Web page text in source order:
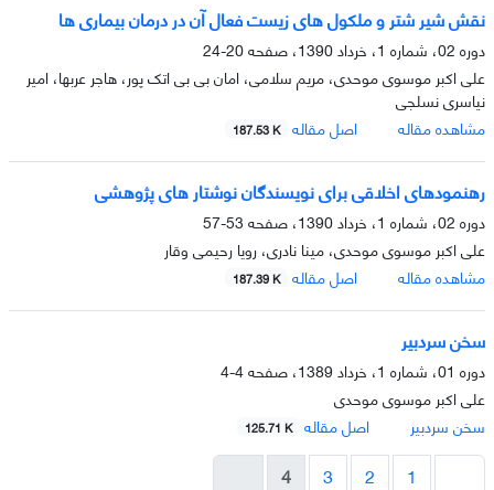
نقش شیر شتر و ملکول های زیست فعال آن در درمان بیماری ها
دوره 02، شماره 1، خرداد 1390، صفحه
20-24
علی اکبر موسوی موحدی، مریم سلامی، امان بی بی اتک پور، هاجر عربها، امیر
نیاسری نسلجی
مشاهده مقاله
اصل مقاله 187.53 K
رهنمودهای اخلاقی برای نویسندگان نوشتار های پژوهشی
دوره 02، شماره 1، خرداد 1390، صفحه
53-57
علی اکبر موسوی موحدی، مینا نادری، رویا رحیمی وقار
مشاهده مقاله
اصل مقاله 187.39 K
سخن سردبیر
دوره 01، شماره 1، خرداد 1389، صفحه
4-4
علی اکبر موسوی موحدی
سخن سردبیر
اصل مقاله 125.71 K
1
2
3
4